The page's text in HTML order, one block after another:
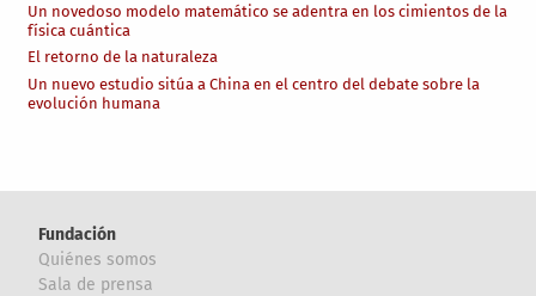
Un novedoso modelo matemático se adentra en los cimientos de la
física cuántica
El retorno de la naturaleza
Un nuevo estudio sitúa a China en el centro del debate sobre la
evolución humana
Fundación
Quiénes somos
Sala de prensa